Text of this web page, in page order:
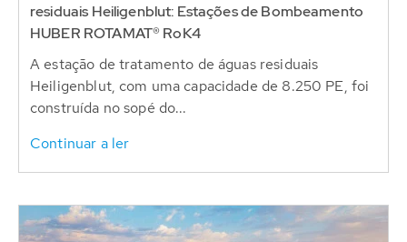
residuais Heiligenblut: Estações de Bombeamento
HUBER ROTAMAT® RoK4
A estação de tratamento de águas residuais
Heiligenblut, com uma capacidade de 8.250 PE, foi
construída no sopé do...
Continuar a ler